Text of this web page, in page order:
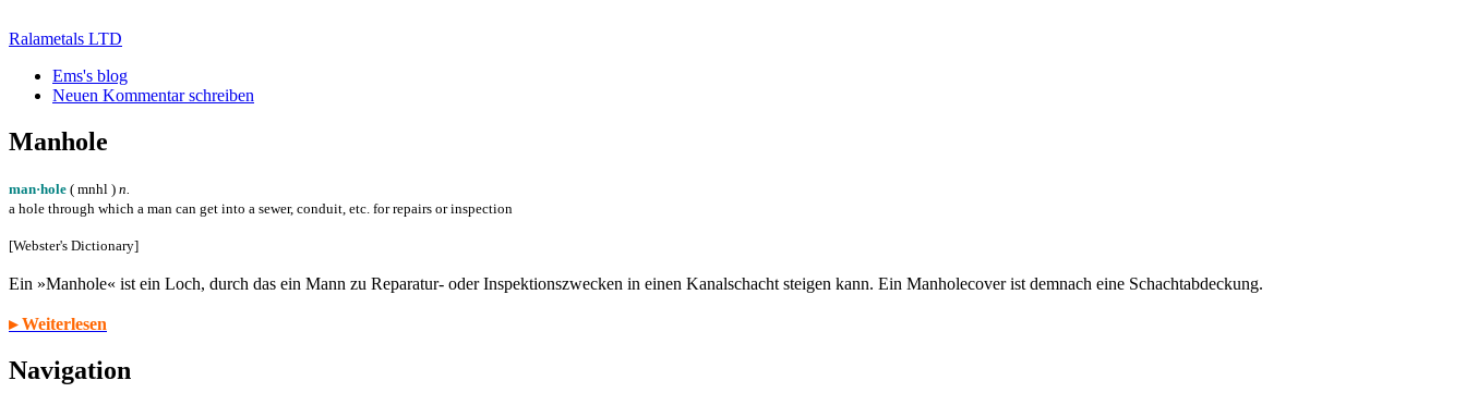
Ralametals LTD
Ems's blog
Neuen Kommentar schreiben
Manhole
man·hole ( mnhl ) n.
a hole through which a man can get into a sewer, conduit, etc. for repairs or inspection
[Webster's Dictionary]
Ein »Manhole« ist ein Loch, durch das ein Mann zu Reparatur- oder Inspektionszwecken in einen Kanalschacht steigen kann. Ein Manholecover ist demnach eine Schachtabdeckung.
▸ Weiterlesen
Navigation